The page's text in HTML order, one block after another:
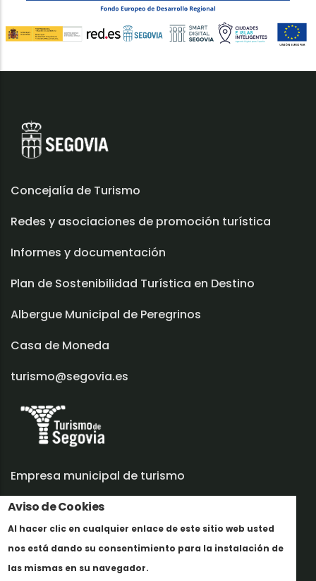
Aviso de Cookies
Al hacer clic en cualquier enlace de este sitio web usted
nos está dando su consentimiento para la instalación de
las mismas en su navegador.
Concejalía de Turismo
Redes y asociaciones de promoción turística
Informes y documentación
Plan de Sostenibilidad Turística en Destino
Albergue Municipal de Peregrinos
Casa de Moneda
turismo@segovia.es
Empresa municipal de turismo
Trabaja con nosotros
Informes y documentación
Perfil del contratante